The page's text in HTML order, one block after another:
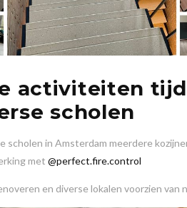
activiteiten
scholen
in Amsterdam meerdere
met @perfect.fire.control
en diverse lokalen voorzien van